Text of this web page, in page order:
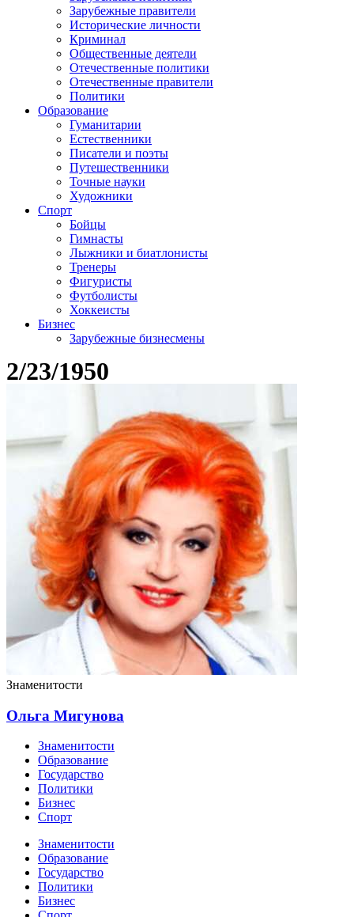
Зарубежные правители
Исторические личности
Криминал
Общественные деятели
Отечественные политики
Отечественные правители
Политики
Образование
Гуманитарии
Естественники
Писатели и поэты
Путешественники
Точные науки
Художники
Спорт
Бойцы
Гимнасты
Лыжники и биатлонисты
Тренеры
Фигуристы
Футболисты
Хоккеисты
Бизнес
Зарубежные бизнесмены
2/23/1950
Знаменитости
Ольга Мигунова
Знаменитости
Образование
Государство
Политики
Бизнес
Спорт
Знаменитости
Образование
Государство
Политики
Бизнес